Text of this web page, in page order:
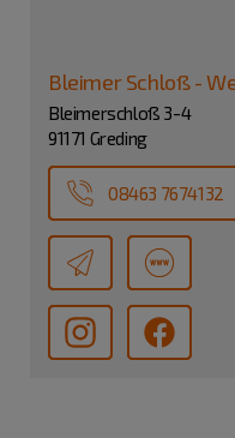
Bleimer Schloß -
Bleimerschloß 3-4
91171 Greding
08463 7674132